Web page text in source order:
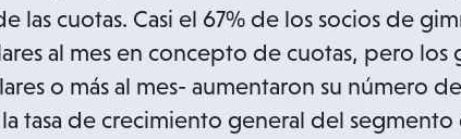
las cuotas. Casi el 67% de los socios de
al mes en concepto de cuotas, pero los
o más al mes- aumentaron su número
la tasa de crecimiento general del